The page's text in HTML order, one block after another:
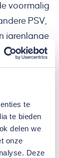
te
te bieden
delen we
onze
Deze
voormalig
PSV,
jarenlange
topsport
en